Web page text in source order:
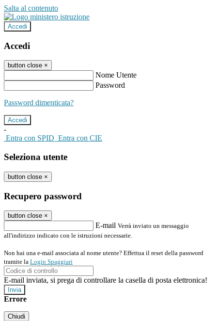
Salta al contenuto
Accedi
Accedi
button close ×
Nome Utente
Password
Password dimenticata?
-
Entra con SPID Entra con CIE
Seleziona utente
button close ×
Recupero password
button close ×
E-mail Verrà inviato un messaggio
all'indirizzo indicato con le istruzioni necessarie.
Non hai una e-mail associata al nome utente? Effettua il reset della password
tramite la Login Spaggiari
E-mail inviata, si prega di controllare la casella di posta elettronica!
Errore
Chiudi